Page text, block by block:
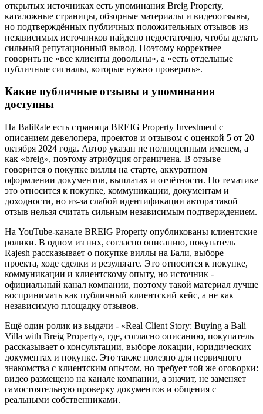
открытых источниках есть упоминания Breig Property,
каталожные страницы, обзорные материалы и видеоотзывы,
но подтверждённых публичных положительных отзывов из
независимых источников найдено недостаточно, чтобы делать
сильный репутационный вывод. Поэтому корректнее
говорить не «все клиенты довольны», а «есть отдельные
публичные сигналы, которые нужно проверять».
Какие публичные отзывы и упоминания
доступны
На BaliRate есть страница BREIG Property Investment с
описанием девелопера, проектов и отзывом с оценкой 5 от 20
октября 2024 года. Автор указан не полноценным именем, а
как «breig», поэтому атрибуция ограничена. В отзыве
говорится о покупке виллы на старте, аккуратном
оформлении документов, выплатах и отчётности. По тематике
это относится к покупке, коммуникации, документам и
доходности, но из-за слабой идентификации автора такой
отзыв нельзя считать сильным независимым подтверждением.
На YouTube-канале BREIG Property опубликованы клиентские
ролики. В одном из них, согласно описанию, покупатель
Rajesh рассказывает о покупке виллы на Бали, выборе
проекта, ходе сделки и результате. Это относится к покупке,
коммуникации и клиентскому опыту, но источник -
официальный канал компании, поэтому такой материал лучше
воспринимать как публичный клиентский кейс, а не как
независимую площадку отзывов.
Ещё один ролик из выдачи - «Real Client Story: Buying a Bali
Villa with Breig Property», где, согласно описанию, покупатель
рассказывает о консультации, выборе локации, юридических
документах и покупке. Это также полезно для первичного
знакомства с клиентским опытом, но требует той же оговорки:
видео размещено на канале компании, а значит, не заменяет
самостоятельную проверку документов и общения с
реальными собственниками.